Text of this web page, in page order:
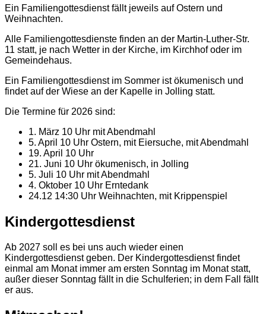
Ein Familiengottesdienst fällt jeweils auf Ostern und
Weihnachten.
Alle Familiengottesdienste finden an der Martin-Luther-Str.
11 statt, je nach Wetter in der Kirche, im Kirchhof oder im
Gemeindehaus.
Ein Familiengottesdienst im Sommer ist ökumenisch und
findet auf der Wiese an der Kapelle in Jolling statt.
Die Termine für 2026 sind:
1. März 10 Uhr mit Abendmahl
5. April 10 Uhr Ostern, mit Eiersuche, mit Abendmahl
19. April 10 Uhr
21. Juni 10 Uhr ökumenisch, in Jolling
5. Juli 10 Uhr mit Abendmahl
4. Oktober 10 Uhr Erntedank
24.12 14:30 Uhr Weihnachten, mit Krippenspiel
Kindergottesdienst
Ab 2027 soll es bei uns auch wieder einen
Kindergottesdienst geben. Der Kindergottesdienst findet
einmal am Monat immer am ersten Sonntag im Monat statt,
außer dieser Sonntag fällt in die Schulferien; in dem Fall fällt
er aus.